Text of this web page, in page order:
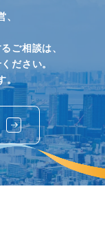
ご相談は、
ださい。
。